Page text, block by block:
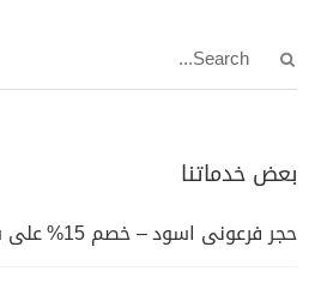
بعض خدماتنا
حجر فرعونى اسود – خصم 15% على سعر المتر